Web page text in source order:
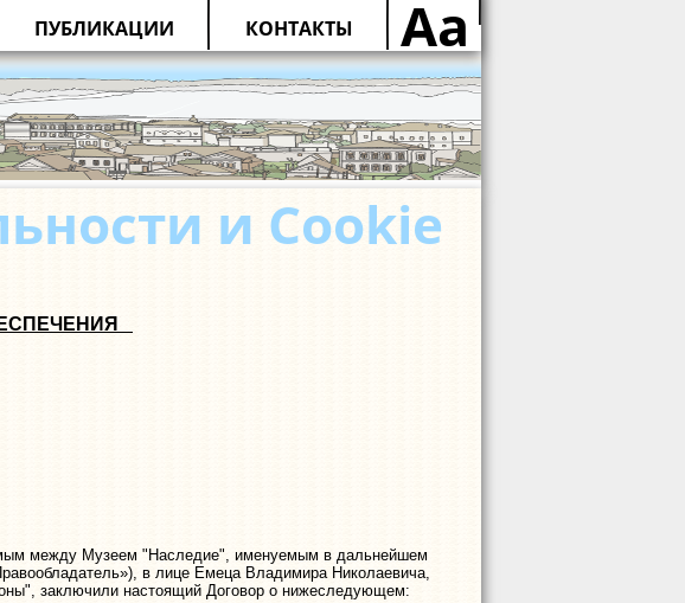
ПУБЛИКАЦИИ КОНТАКТЫ Aa
и Cookie
между Музеем "Наследие", именуемым в дальнейшем
в лице Емеца Владимира Николаевича,
заключили настоящий Договор о нижеследующем: